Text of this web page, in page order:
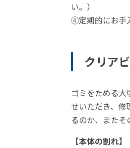
い。）
④定期的にお手
クリア
ゴミをためる
せいただき、修
るのか、またそ
【本体の割れ】